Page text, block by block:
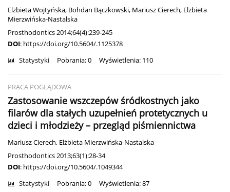
Elżbieta Wojtyńska, Bohdan Bączkowski, Mariusz Cierech, Elżbieta
Mierzwińska-Nastalska
Prosthodontics 2014;64(4):239-245
DOI: https://doi.org/10.5604/.1125378
Statystyki Pobrania: 0 Wyświetlenia: 110
PRACA POGLĄDOWA
Zastosowanie wszczepów śródkostnych jako
filarów dla stałych uzupełnień protetycznych u
dzieci i młodzieży – przegląd piśmiennictwa
Mariusz Cierech, Elżbieta Mierzwińska-Nastalska
Prosthodontics 2013;63(1):28-34
DOI: https://doi.org/10.5604/.1049344
Statystyki Pobrania: 0 Wyświetlenia: 87